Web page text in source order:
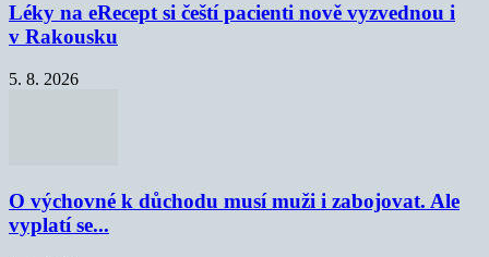
Léky na eRecept si čeští pacienti nově vyzvednou i
v Rakousku
5. 8. 2026
O výchovné k důchodu musí muži i zabojovat. Ale
vyplatí se...